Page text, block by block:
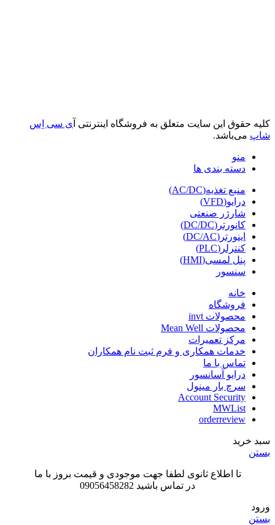
کلیه حقوق این سایت متعلق به فروشگاه اینترنتی آ ی سی اِس
شاپ می‌باشد.
منو
دسته بندی ها
منبع تغذیه(AC/DC)
درایو(VFD)
شارژر صنعتی
کانورتر(DC/DC)
اینورتر(DC/AC)
کنترلر(PLC)
پنل لمسی(HMI)
سنسور
خانه
فروشگاه
محصولات invt
محصولات Mean Well
مرکز تعمیرات
خدمات همکاری و فرم ثبت نام همکاران
تماس با ما
درایو آسانسور
سرچ بار مینول
Account Security
MWList
orderreview
سبد خرید
بستن
تا اطلاع ثانوی لطفا جهت موجودی و قیمت بروز با ما
در تماس باشید 09056458282
ورود
بستن